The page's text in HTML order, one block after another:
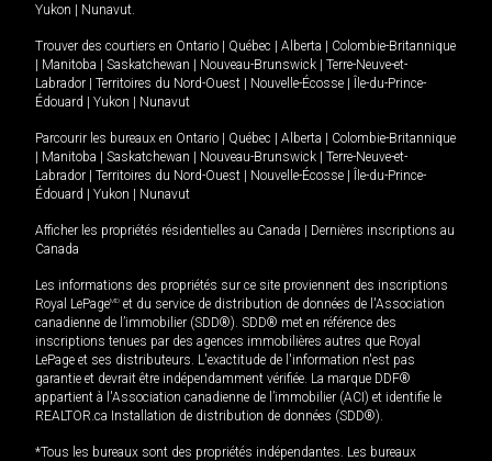
Yukon
Nunavut.
Trouver des courtiers en Ontario Québec Alberta
Colombie-Britannique
Manitoba Saskatchewan Nouveau-Brunswick
Terre-Neuve-et-
Labrador
Territoires du Nord-Ouest Nouvelle-Écosse
Île-du-Prince-
Édouard
Yukon Nunavut
Parcourir les bureaux en Ontario Québec Alberta
Colombie-Britannique
Manitoba Saskatchewan Nouveau-Brunswick
Terre-Neuve-et-
Labrador
Territoires du Nord-Ouest Nouvelle-Écosse
Île-du-Prince-
Édouard
Yukon Nunavut
Afficher les propriétés résidentielles au Canada
Dernières inscriptions au
Canada
Les informations des propriétés sur ce site proviennent des inscriptions
Royal LePageMD et du service de distribution de données de l'Association
canadienne de l’immobilier (SDD®). SDD® met en référence des
inscriptions tenues par des agences immobilières autres que Royal
LePage et ses distributeurs. L'exactitude de l'information n'est pas
garantie et devrait être indépendamment vérifiée. La marque DDF®
appartient à l'Association canadienne de l’immobilier (ACI) et identifie le
REALTOR.ca Installation de distribution de données (SDD®).
*Tous les bureaux sont des propriétés indépendantes. Les bureaux